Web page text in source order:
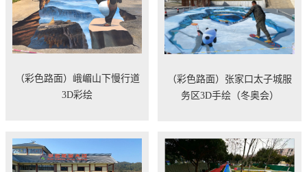
（彩色路面）峨嵋山下慢行道
3D彩绘
（彩色路面）张家口太子城服
务区3D手绘（冬奥会）